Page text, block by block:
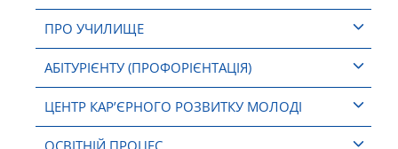
ПРО УЧИЛИЩЕ
АБІТУРІЄНТУ (ПРОФОРІЄНТАЦІЯ)
ЦЕНТР КАР’ЄРНОГО РОЗВИТКУ МОЛОДІ